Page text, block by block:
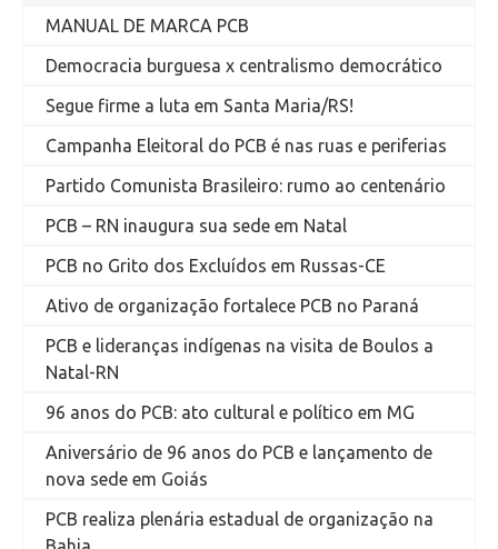
MANUAL DE MARCA PCB
Democracia burguesa x centralismo democrático
Segue firme a luta em Santa Maria/RS!
Campanha Eleitoral do PCB é nas ruas e periferias
Partido Comunista Brasileiro: rumo ao centenário
PCB – RN inaugura sua sede em Natal
PCB no Grito dos Excluídos em Russas-CE
Ativo de organização fortalece PCB no Paraná
PCB e lideranças indígenas na visita de Boulos a
Natal-RN
96 anos do PCB: ato cultural e político em MG
Aniversário de 96 anos do PCB e lançamento de
nova sede em Goiás
PCB realiza plenária estadual de organização na